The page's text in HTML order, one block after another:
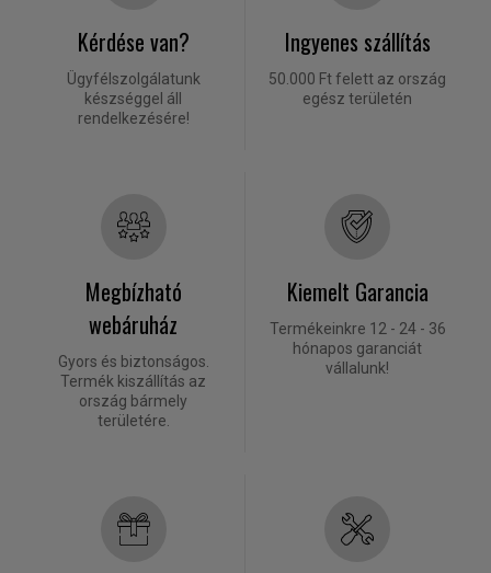
Kérdése van?
Ügyfélszolgálatunk
készséggel áll
rendelkezésére!
Ingyenes szállítás
50.000 Ft felett az ország
egész területén
Megbízható
webáruház
Gyors és biztonságos.
Termék kiszállítás az
ország bármely
területére.
Kiemelt Garancia
Termékeinkre 12 - 24 - 36
hónapos garanciát
vállalunk!